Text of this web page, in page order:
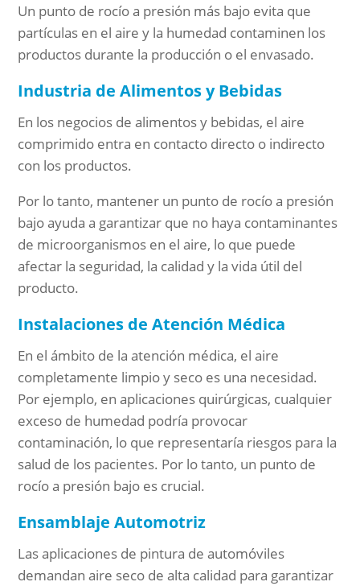
Un punto de rocío a presión más bajo evita que
partículas en el aire y la humedad contaminen los
productos durante la producción o el envasado.
Industria de Alimentos y Bebidas
En los negocios de alimentos y bebidas, el aire
comprimido entra en contacto directo o indirecto
con los productos.
Por lo tanto, mantener un punto de rocío a presión
bajo ayuda a garantizar que no haya contaminantes
de microorganismos en el aire, lo que puede
afectar la seguridad, la calidad y la vida útil del
producto.
Instalaciones de Atención Médica
En el ámbito de la atención médica, el aire
completamente limpio y seco es una necesidad.
Por ejemplo, en aplicaciones quirúrgicas, cualquier
exceso de humedad podría provocar
contaminación, lo que representaría riesgos para la
salud de los pacientes. Por lo tanto, un punto de
rocío a presión bajo es crucial.
Ensamblaje Automotriz
Las aplicaciones de pintura de automóviles
demandan aire seco de alta calidad para garantizar